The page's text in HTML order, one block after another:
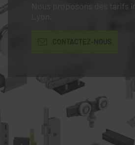
Nous proposons des tarifs
CONTACTEZ-NOUS